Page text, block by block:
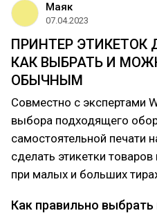
Маяк
07.04.2023
ПРИНТЕР ЭТИКЕТОК
КАК ВЫБРАТЬ И
ОБЫЧНЫМ
Совместно с экспертами
выбора подходящего
самостоятельной печати
сделать этикетки
при малых и больших
Как правильно выбрать